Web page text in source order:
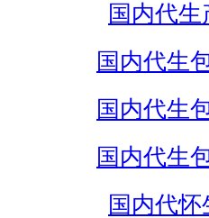
国内代
国内代生
国内代生
国内代生
国内代